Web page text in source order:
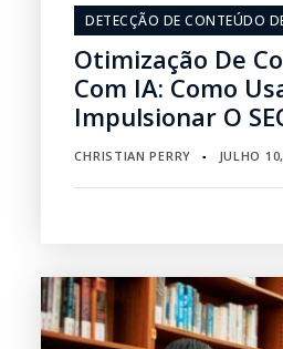
DETECÇÃO DE CONTEÚDO
Otimização De
Com IA: Como
Impulsionar O
CHRISTIAN PERRY ▪ JULHO